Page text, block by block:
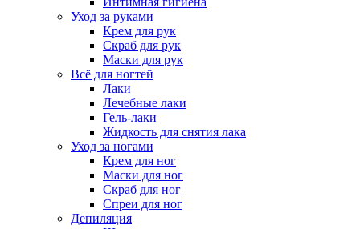
Уход за руками
Крем для рук
Скраб для рук
Маски для рук
Всё для ногтей
Лаки
Лечебные лаки
Гель-лаки
Жидкость для снятия лака
Уход за ногами
Крем для ног
Маски для ног
Скраб для ног
Спреи для ног
Депиляция